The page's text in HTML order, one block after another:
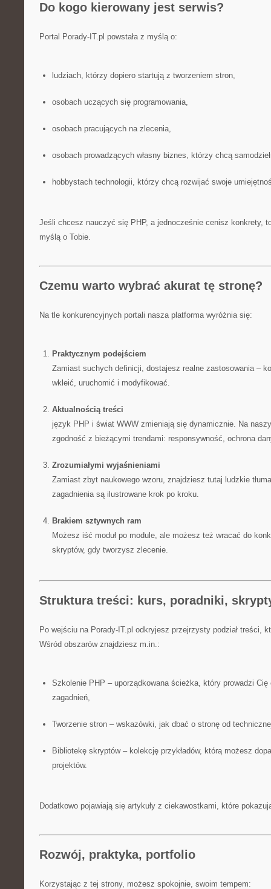
Do kogo kierowany jest serwis?
Portal Porady-IT.pl powstała z myślą o:
ludziach, którzy dopiero startują z tworzeniem stron,
osobach uczących się programowania,
osobach pracujących na zlecenia,
osobach prowadzących własny biznes, którzy chcą
hobbystach technologii, którzy chcą rozwijać swoje
Jeśli chcesz nauczyć się PHP, a jednocześnie cenisz konkrety,
myślą o Tobie.
Czemu warto wybrać akurat tę stronę?
Na tle konkurencyjnych portali nasza platforma wyróżnia się:
Praktycznym podejściem
Zamiast suchych definicji, dostajesz realne zastosowania –
wkleić, uruchomić i modyfikować.
Aktualnością treści
język PHP i świat WWW zmieniają się dynamicznie. Na
zgodność z bieżącymi trendami: responsywność, ochrona
Zrozumiałymi wyjaśnieniami
Zamiast zbyt naukowego wzoru, znajdziesz tutaj ludzkie
zagadnienia są ilustrowane krok po kroku.
Brakiem sztywnych ram
Możesz iść moduł po module, ale możesz też wracać do
skryptów, gdy tworzysz zlecenie.
Struktura treści: kurs, poradniki,
Po wejściu na Porady-IT.pl odkryjesz przejrzysty podział treści,
Wśród obszarów znajdziesz m.in.:
Szkolenie PHP – uporządkowana ścieżka, który prowadzi
zagadnień,
Tworzenie stron – wskazówki, jak dbać o stronę od
Bibliotekę skryptów – kolekcję przykładów, którą możesz
projektów.
Dodatkowo pojawiają się artykuły z ciekawostkami, które
Rozwój, praktyka, portfolio
Korzystając z tej strony, możesz spokojnie, swoim tempem: